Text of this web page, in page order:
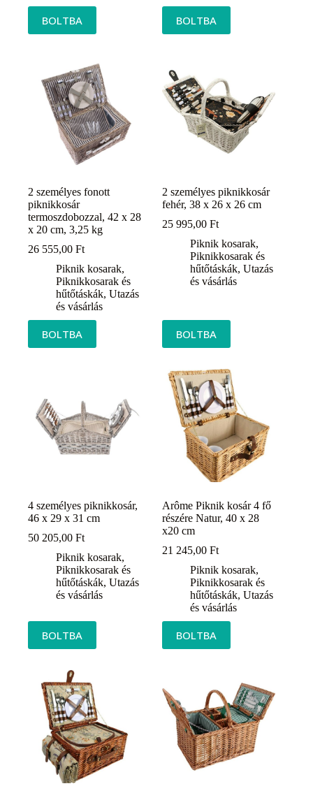
BOLTBA BOLTBA
2 személyes fonott
piknikkosár
termoszdobozzal, 42 x 28
x 20 cm, 3,25 kg
26 555,00 Ft
Piknik kosarak,
Piknikkosarak és
hűtőtáskák, Utazás
és vásárlás
BOLTBA
2 személyes piknikkosár
fehér, 38 x 26 x 26 cm
25 995,00Ft
Piknik kosarak,
Piknikkosarak és
hűtőtáskák,Utazás
és vásárlás
BOLTBA
4 személyes piknikkosár,
46 x 29 x 31 cm
50 205,00 Ft
Piknik kosarak,
Piknikkosarak és
hűtőtáskák, Utazás
és vásárlás
BOLTBA
Arôme Piknik kosár 4 fő
részére Natur, 40 x 28
x20 cm
21 245,00Ft
Piknik kosarak,
Piknikkosarak és
hűtőtáskák,Utazás
és vásárlás
BOLTBA